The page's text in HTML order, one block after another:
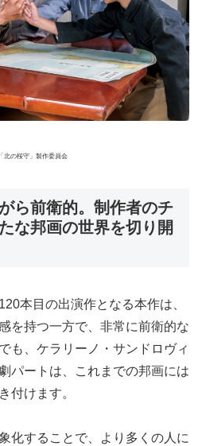
北の桜守」製作委員会
ら前衛的。制作者のチ
な邦画の世界を切り開
本目の出演作となる本作は、
を持つ一方で、非常に前衛的な
も、ケラリーノ・サンドロヴィ
パートは、これまでの邦画には
付けます。
化することで、より多くの人に